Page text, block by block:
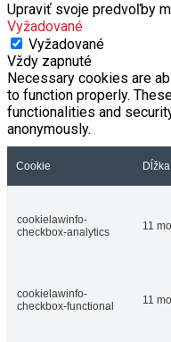
Upraviť svoje predvoľby
Vyžadované
Vyžadované
Vždy zapnuté
Necessary cookies are
to function properly.
functionalities and
anonymously.
Cookie
cookielawinfo-
checkbox-analytics
11
cookielawinfo-
checkbox-functional
11